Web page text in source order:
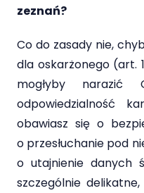
zeznań?
Co do zasady nie,
dla oskarżonego (art.
mogłyby
odpowiedzialność
obawiasz się o
o przesłuchanie pod
o utajnienie danych
szczególnie